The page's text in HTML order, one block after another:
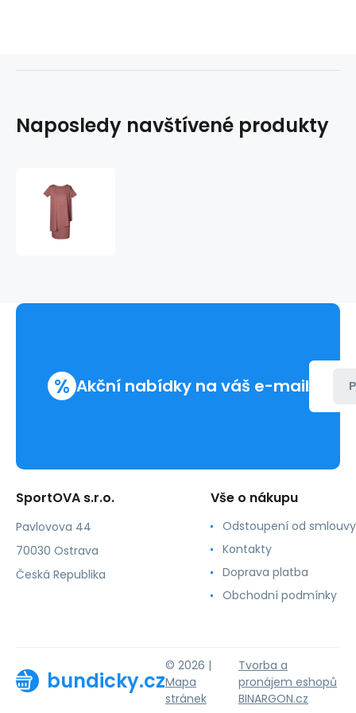
Naposledy navštívené produkty
% Akční nabídky na váš e-mail
SportOVA s.r.o.
Pavlovova 44
70030 Ostrava
Česká Republika
Vše o nákupu
Odstoupení od smlouvy
Kontakty
Doprava platba
Obchodní podmínky
bundicky.cz
© 2026 |
Mapa
stránek
Tvorba a
pronájem eshopů
BINARGON.cz